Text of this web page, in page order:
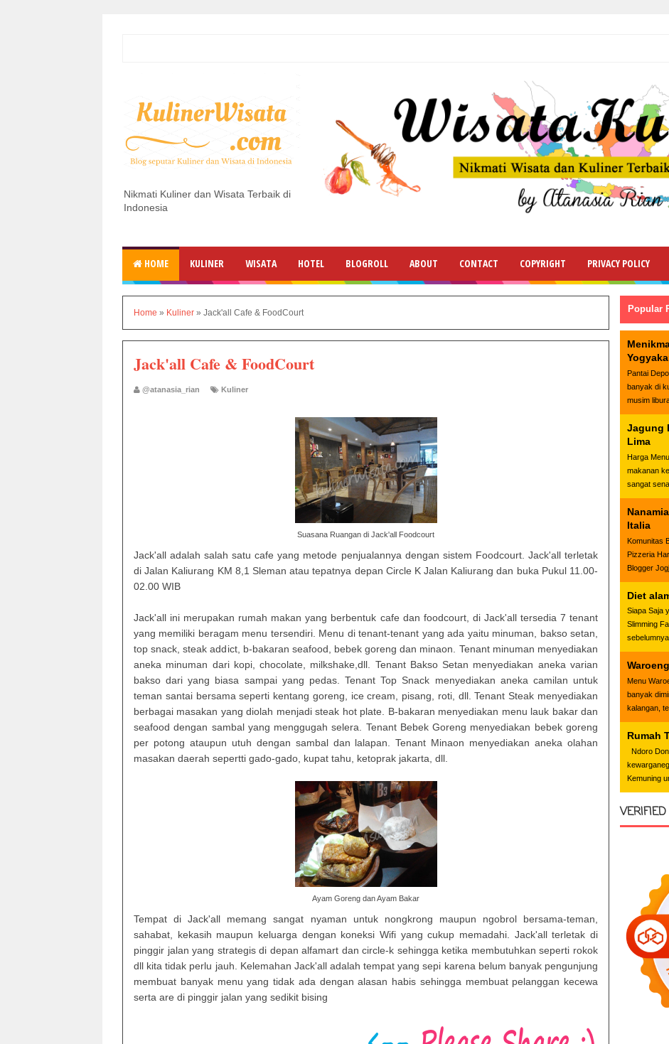
Nikmati Kuliner dan Wisata Terbaik di
Indonesia
HOME KULINER WISATA HOTEL BLOGROLL ABOUT CONTACT COPYRIGHT PRIVACY POLICY
Home » Kuliner » Jack'all Cafe & FoodCourt
Jack'all Cafe & FoodCourt
@atanasia_rian Kuliner
Suasana Ruangan di Jack'all Foodcourt
Jack'all adalah salah satu cafe yang metode penjualannya dengan sistem Foodcourt. Jack'all terletak
di Jalan Kaliurang KM 8,1 Sleman atau tepatnya depan Circle K Jalan Kaliurang dan buka Pukul 11.00-
02.00 WIB
Jack'all ini merupakan rumah makan yang berbentuk cafe dan foodcourt, di Jack'all tersedia 7 tenant
yang memiliki beragam menu tersendiri. Menu di tenant-tenant yang ada yaitu minuman, bakso setan,
top snack, steak addict, b-bakaran seafood, bebek goreng dan minaon. Tenant minuman menyediakan
aneka minuman dari kopi, chocolate, milkshake,dll. Tenant Bakso Setan menyediakan aneka varian
bakso dari yang biasa sampai yang pedas. Tenant Top Snack menyediakan aneka camilan untuk
teman santai bersama seperti kentang goreng, ice cream, pisang, roti, dll. Tenant Steak menyediakan
berbagai masakan yang diolah menjadi steak hot plate. B-bakaran menyediakan menu lauk bakar dan
seafood dengan sambal yang menggugah selera. Tenant Bebek Goreng menyediakan bebek goreng
per potong ataupun utuh dengan sambal dan lalapan. Tenant Minaon menyediakan aneka olahan
masakan daerah sepertti gado-gado, kupat tahu, ketoprak jakarta, dll.
Ayam Goreng dan Ayam Bakar
Tempat di Jack'all memang sangat nyaman untuk nongkrong maupun ngobrol bersama-teman,
sahabat, kekasih maupun keluarga dengan koneksi Wifi yang cukup memadahi. Jack'all terletak di
pinggir jalan yang strategis di depan alfamart dan circle-k sehingga ketika membutuhkan seperti rokok
dll kita tidak perlu jauh. Kelemahan Jack'all adalah tempat yang sepi karena belum banyak pengunjung
membuat banyak menu yang tidak ada dengan alasan habis sehingga membuat pelanggan kecewa
serta are di pinggir jalan yang sedikit bising
Popular
Pantai
banyak di
musim
Jagung
Lima
Harga
makanan
sangat
Italia
Komunitas
Pizzeria
Blogger
Diet
Siapa Saja
Slimming
Menu
banyak
kalangan,
Rumah
Ndoro
Kemuning